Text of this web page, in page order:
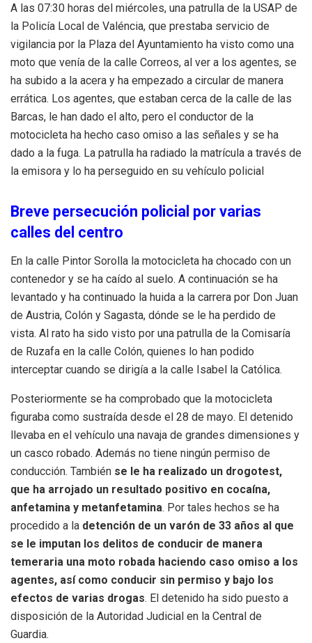
A las 07:30 horas del miércoles, una patrulla de la USAP de
la Policía Local de Valéncia, que prestaba servicio de
vigilancia por la Plaza del Ayuntamiento ha visto como una
moto que venía de la calle Correos, al ver a los agentes, se
ha subido a la acera y ha empezado a circular de manera
errática. Los agentes, que estaban cerca de la calle de las
Barcas, le han dado el alto, pero el conductor de la
motocicleta ha hecho caso omiso a las señales y se ha
dado a la fuga. La patrulla ha radiado la matrícula a través de
la emisora y lo ha perseguido en su vehículo policial
Breve persecución policial por varias
calles del centro
En la calle Pintor Sorolla la motocicleta ha chocado con un
contenedor y se ha caído al suelo. A continuación se ha
levantado y ha continuado la huida a la carrera por Don Juan
de Austria, Colón y Sagasta, dónde se le ha perdido de
vista. Al rato ha sido visto por una patrulla de la Comisaría
de Ruzafa en la calle Colón, quienes lo han podido
interceptar cuando se dirigía a la calle Isabel la Católica.
Posteriormente se ha comprobado que la motocicleta
figuraba como sustraída desde el 28 de mayo. El detenido
llevaba en el vehículo una navaja de grandes dimensiones y
un casco robado. Además no tiene ningún permiso de
conducción. También se le ha realizado un drogotest,
que ha arrojado un resultado positivo en cocaína,
anfetamina y metanfetamina. Por tales hechos se ha
procedido a la detención de un varón de 33 años al que
se le imputan los delitos de conducir de manera
temeraria una moto robada haciendo caso omiso a los
agentes, así como conducir sin permiso y bajo los
efectos de varias drogas. El detenido ha sido puesto a
disposición de la Autoridad Judicial en la Central de
Guardia.